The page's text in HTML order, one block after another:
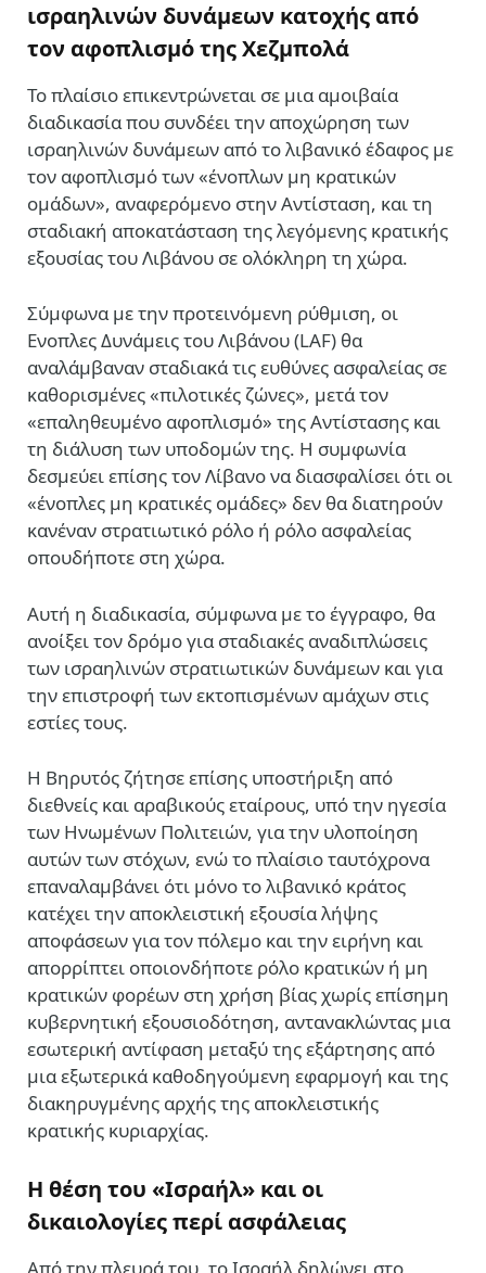
ισραηλινών δυνάμεων κατοχής από
τον αφοπλισμό της Χεζμπολά
Το πλαίσιο επικεντρώνεται σε μια αμοιβαία
διαδικασία που συνδέει την αποχώρηση των
ισραηλινών δυνάμεων από το λιβανικό έδαφος με
τον αφοπλισμό των «ένοπλων μη κρατικών
ομάδων», αναφερόμενο στην Αντίσταση, και τη
σταδιακή αποκατάσταση της λεγόμενης κρατικής
εξουσίας του Λιβάνου σε ολόκληρη τη χώρα.
Σύμφωνα με την προτεινόμενη ρύθμιση, οι
Ενοπλες Δυνάμεις του Λιβάνου (LAF) θα
αναλάμβαναν σταδιακά τις ευθύνες ασφαλείας σε
καθορισμένες «πιλοτικές ζώνες», μετά τον
«επαληθευμένο αφοπλισμό» της Αντίστασης και
τη διάλυση των υποδομών της. Η συμφωνία
δεσμεύει επίσης τον Λίβανο να διασφαλίσει ότι οι
«ένοπλες μη κρατικές ομάδες» δεν θα διατηρούν
κανέναν στρατιωτικό ρόλο ή ρόλο ασφαλείας
οπουδήποτε στη χώρα.
Αυτή η διαδικασία, σύμφωνα με το έγγραφο, θα
ανοίξει τον δρόμο για σταδιακές αναδιπλώσεις
των ισραηλινών στρατιωτικών δυνάμεων και για
την επιστροφή των εκτοπισμένων αμάχων στις
εστίες τους.
Η Βηρυτός ζήτησε επίσης υποστήριξη από
διεθνείς και αραβικούς εταίρους, υπό την ηγεσία
των Ηνωμένων Πολιτειών, για την υλοποίηση
αυτών των στόχων, ενώ το πλαίσιο ταυτόχρονα
επαναλαμβάνει ότι μόνο το λιβανικό κράτος
κατέχει την αποκλειστική εξουσία λήψης
αποφάσεων για τον πόλεμο και την ειρήνη και
απορρίπτει οποιονδήποτε ρόλο κρατικών ή μη
κρατικών φορέων στη χρήση βίας χωρίς επίσημη
κυβερνητική εξουσιοδότηση, αντανακλώντας μια
εσωτερική αντίφαση μεταξύ της εξάρτησης από
μια εξωτερικά καθοδηγούμενη εφαρμογή και της
διακηρυγμένης αρχής της αποκλειστικής
κρατικής κυριαρχίας.
Η θέση του «Ισραήλ» και οι
δικαιολογίες περί ασφάλειας
Από την πλευρά του, το Ισραήλ δηλώνει στο